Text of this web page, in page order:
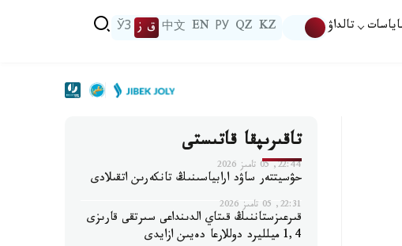
تالداۋ KZ
QZ
РУ
EN
中文 ق ز ЎЗ
تاقىرىپقا قاتىستى
22:44, 05 تامىز 2026
حۋسيتتەر ساۋد ارابياسىنىڭ تانكەرىن اتقىلادى
22:31, 05 تامىز 2026
قىرعىزستاننىڭ قىتاي الدىنداعى سىرتقى قارىزى
1,4 ميلليرد دوللارعا دەيىن ازايدى